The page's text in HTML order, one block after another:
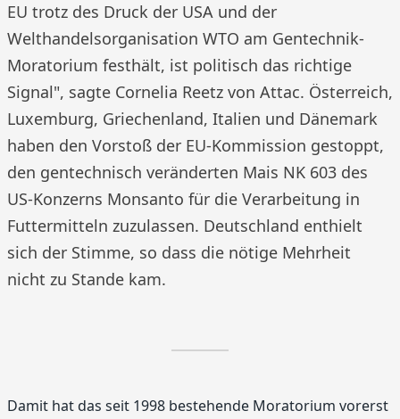
EU trotz des Druck der USA und der
Welthandelsorganisation WTO am Gentechnik-
Moratorium festhält, ist politisch das richtige
Signal", sagte Cornelia Reetz von Attac. Österreich,
Luxemburg, Griechenland, Italien und Dänemark
haben den Vorstoß der EU-Kommission gestoppt,
den gentechnisch veränderten Mais NK 603 des
US-Konzerns Monsanto für die Verarbeitung in
Futtermitteln zuzulassen. Deutschland enthielt
sich der Stimme, so dass die nötige Mehrheit
nicht zu Stande kam.
Damit hat das seit 1998 bestehende Moratorium vorerst